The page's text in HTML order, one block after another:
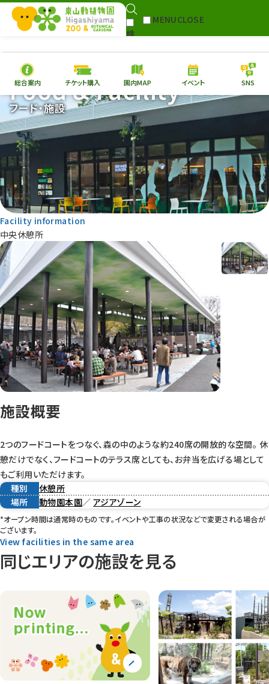
検
MENUCLOSE
本日の開園情報 チケ
園内MAP
総合案内
動物園 植物園
再生プラン
東山動植物園
への支援
サイトマップ
Follow
総合案内 チケット購入 園内MAP イベント SNS
Food & Facility
フード・施設
Facility information
中央休憩所
施設概要
2つのフードコートをつなぐ、森の中のような約240席の開放的な空間。 休
憩だけでなく、フードコートのテラス席としても、お弁当を広げる場として
もご利用いただけます。
種別
休憩所
場所
動物園本園／ アジアゾーン
*オープン時間は通常時のものです。イベントや工事の状況などで変更される場合が
ございます。
同じエリアの施設を見る
View facilities in the same area